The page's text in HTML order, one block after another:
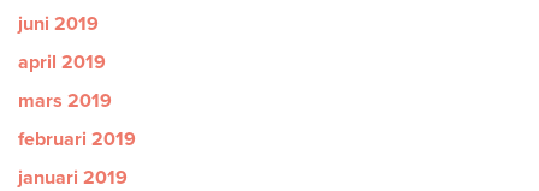
juni 2019
april 2019
mars 2019
februari 2019
januari 2019